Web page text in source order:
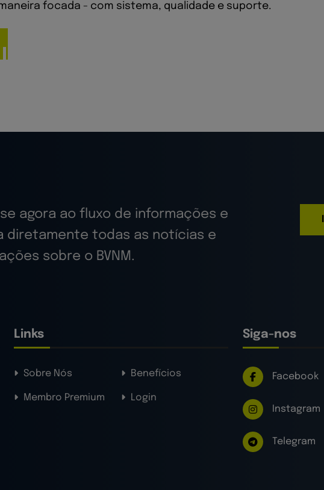
focada - com sistema, qualidade e suporte.
agora ao fluxo de informações e
diretamente todas as notícias e
sobre o BVNM.
Links
Sobre Nós Benefícios
Membro Premium Login
Siga-nos
Facebook
Instagram
Telegram